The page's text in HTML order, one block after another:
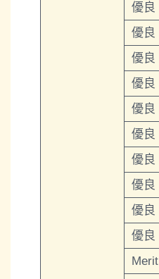
優良
優良
優良
優良
優良
優良
優良
優良
優良
優良
Merit